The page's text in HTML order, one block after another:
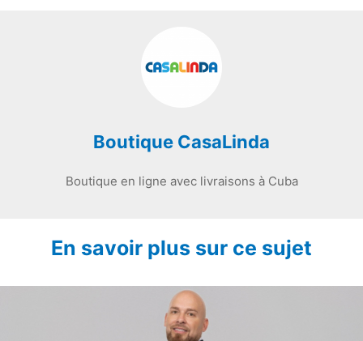
Boutique CasaLinda
Boutique en ligne avec livraisons à Cuba
En savoir plus sur ce sujet